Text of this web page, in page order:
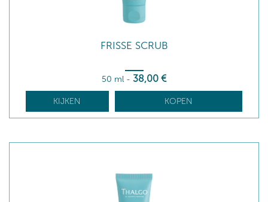
FRISSE SCRUB
50 ml - 38,00 €
KIJKEN KOPEN